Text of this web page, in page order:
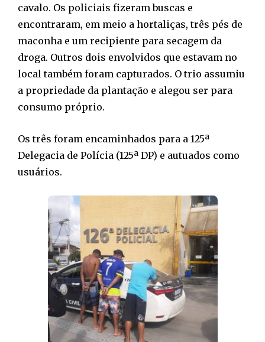
cavalo. Os policiais fizeram buscas e
encontraram, em meio a hortaliças, três pés de
maconha e um recipiente para secagem da
droga. Outros dois envolvidos que estavam no
local também foram capturados. O trio assumiu
a propriedade da plantação e alegou ser para
consumo próprio.
Os três foram encaminhados para a 125ª
Delegacia de Polícia (125ª DP) e autuados como
usuários.